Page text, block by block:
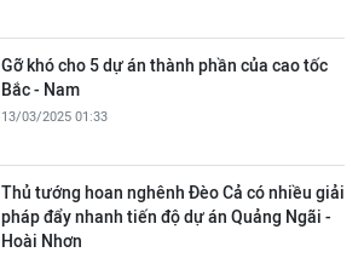
Gỡ khó cho 5 dự án thành phần của cao tốc
Bắc - Nam
13/03/2025 01:33
Thủ tướng hoan nghênh Đèo Cả có nhiều giải
pháp đẩy nhanh tiến độ dự án Quảng Ngãi -
Hoài Nhơn